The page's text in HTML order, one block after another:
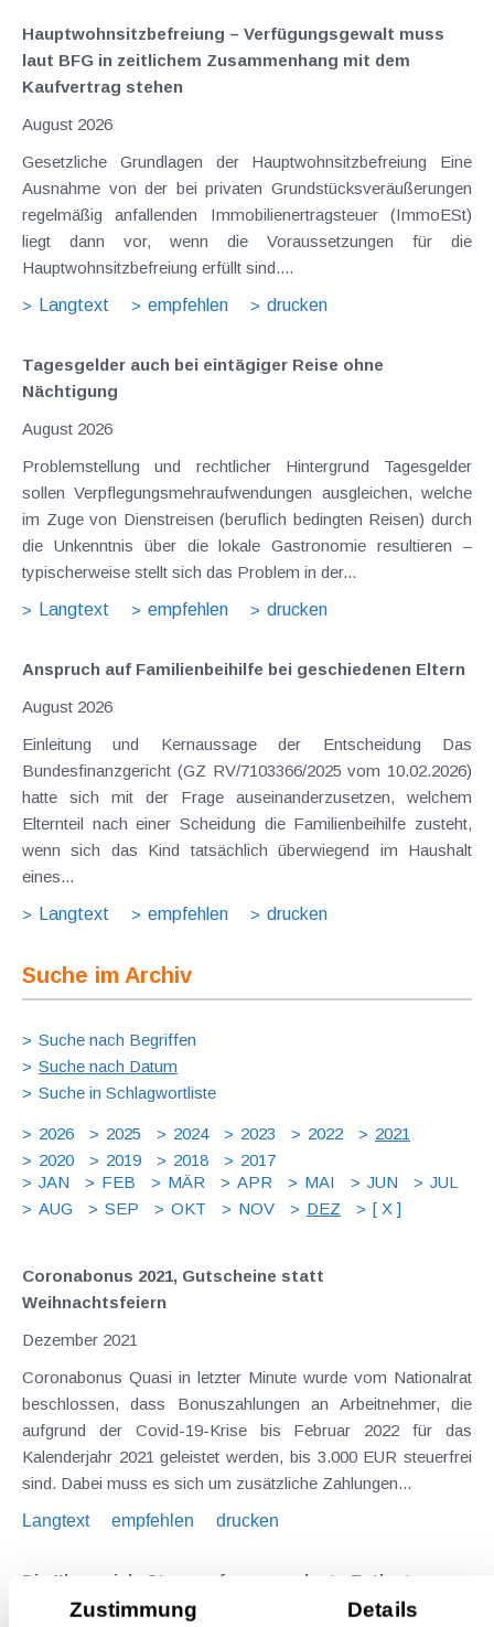
Zustimmung Details
Hauptwohnsitz​­befreiung – Verfügungsgewalt muss
laut BFG in zeitlichem Zusammenhang mit dem
Kaufvertrag stehen
August 2026
Gesetzliche Grundlagen der Hauptwohnsitzbefreiung Eine
Ausnahme von der bei privaten Grundstücksveräußerungen
regelmäßig anfallenden Immobilienertragsteuer (ImmoESt)
liegt dann vor, wenn die Voraussetzungen für die
Hauptwohnsitzbefreiung erfüllt sind....
Langtext
empfehlen drucken
Tagesgelder auch bei eintägiger Reise ohne
Nächtigung
August 2026
Problemstellung und rechtlicher Hintergrund Tagesgelder
sollen Verpflegungsmehraufwendungen ausgleichen, welche
im Zuge von Dienstreisen (beruflich bedingten Reisen) durch
die Unkenntnis über die lokale Gastronomie resultieren –
typischerweise stellt sich das Problem in der...
Langtext
empfehlen drucken
Anspruch auf Familienbeihilfe bei geschiedenen Eltern
August 2026
Einleitung und Kernaussage der Entscheidung Das
Bundesfinanzgericht (GZ RV/7103366/2025 vom 10.02.2026)
hatte sich mit der Frage auseinanderzusetzen, welchem
Elternteil nach einer Scheidung die Familienbeihilfe zusteht,
wenn sich das Kind tatsächlich überwiegend im Haushalt
eines...
Langtext
empfehlen drucken
Suche im Archiv
Suche nach Begriffen
Suche nach Datum
Suche in Schlagwortliste
2026 2025 2024 2023 2022
2021
2020
2019 2018
2017
JAN
FEB MÄR APR MAI JUN
JUL
AUG
SEP OKT NOV DEZ [ X ]
Coronabonus 2021, Gutscheine statt
Weihnachtsfeiern
Dezember 2021
Coronabonus Quasi in letzter Minute wurde vom Nationalrat
beschlossen, dass Bonuszahlungen an Arbeitnehmer, die
aufgrund der Covid-19-Krise bis Februar 2022 für das
Kalenderjahr 2021 geleistet werden, bis 3.000 EUR steuerfrei
sind. Dabei muss es sich um zusätzliche Zahlungen...
Langtext
empfehlen drucken
Die ökosoziale Steuerreform - geplante Entlastungen
Dezember 2021